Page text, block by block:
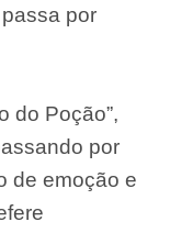
por
do Poção”,
por
de emoção e